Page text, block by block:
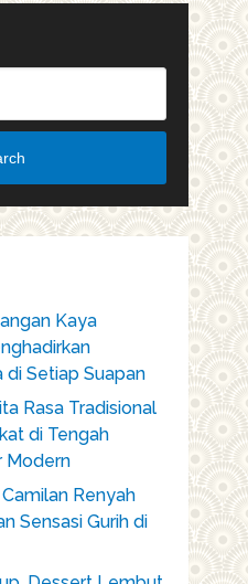
Kaya
di Setiap Suapan
Rasa Tradisional
di Tengah
Modern
Renyah
Sensasi Gurih di